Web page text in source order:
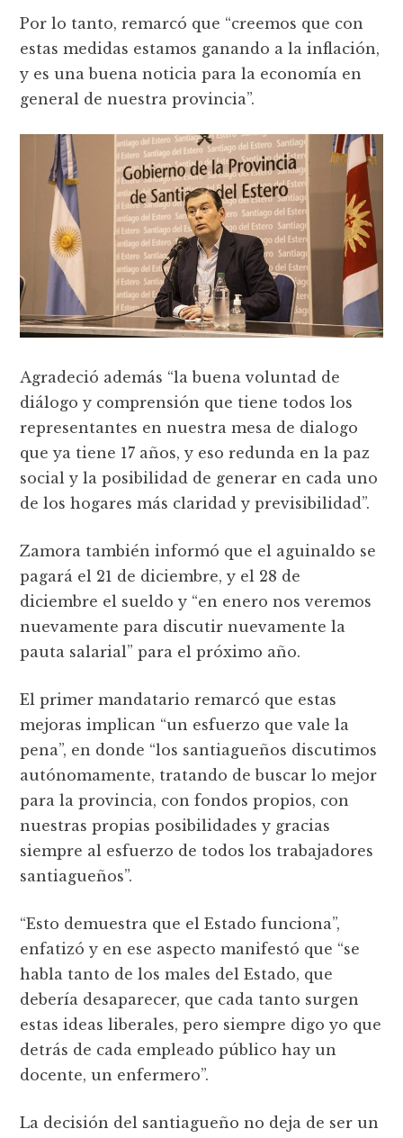
Por lo tanto, remarcó que “creemos que con
estas medidas estamos ganando a la inflación,
y es una buena noticia para la economía en
general de nuestra provincia”.
Agradeció además “la buena voluntad de
diálogo y comprensión que tiene todos los
representantes en nuestra mesa de dialogo
que ya tiene 17 años, y eso redunda en la paz
social y la posibilidad de generar en cada uno
de los hogares más claridad y previsibilidad”.
Zamora también informó que el aguinaldo se
pagará el 21 de diciembre, y el 28 de
diciembre el sueldo y “en enero nos veremos
nuevamente para discutir nuevamente la
pauta salarial” para el próximo año.
El primer mandatario remarcó que estas
mejoras implican “un esfuerzo que vale la
pena”, en donde “los santiagueños discutimos
autónomamente, tratando de buscar lo mejor
para la provincia, con fondos propios, con
nuestras propias posibilidades y gracias
siempre al esfuerzo de todos los trabajadores
santiagueños”.
“Esto demuestra que el Estado funciona”,
enfatizó y en ese aspecto manifestó que “se
habla tanto de los males del Estado, que
debería desaparecer, que cada tanto surgen
estas ideas liberales, pero siempre digo yo que
detrás de cada empleado público hay un
docente, un enfermero”.
La decisión del santiagueño no deja de ser un